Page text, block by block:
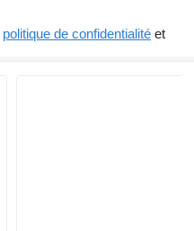
politique de confidentialité et